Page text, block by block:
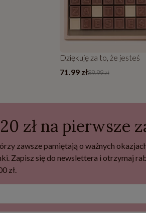
Dziękuję za to, że jesteś
71.99 zł89.99 zł
zł na pierwsze
zawsze pamiętają o ważnych
Zapisz się do newslettera i otrzymaj
zł.